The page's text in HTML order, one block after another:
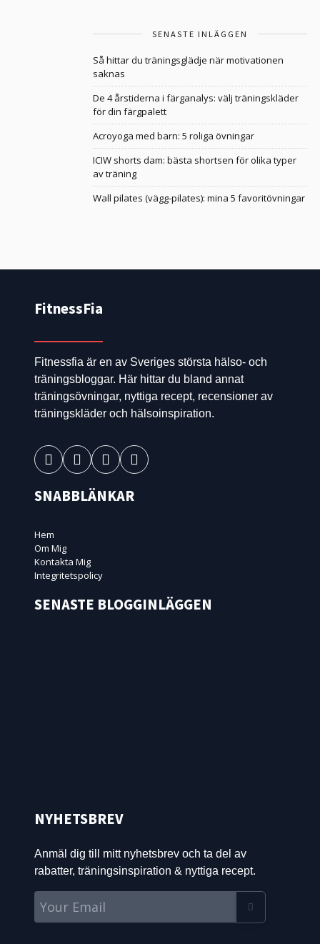
SENASTE INLÄGGEN
Så hittar du träningsglädje när motivationen
saknas
De 4 årstiderna i färganalys: välj träningskläder
för din färgpalett
Acroyoga med barn: 5 roliga övningar
ICIW shorts dam: bästa shortsen för olika typer
av träning
Wall pilates (vägg-pilates): mina 5 favoritövningar
FitnessFia
Fitnessfia är en av Sveriges största hälso- och
träningsbloggar. Här hittar du bland annat
träningsövningar, nyttiga recept, recensioner av
träningskläder och hälsoinspiration.
SNABBLÄNKAR
Hem
Om Mig
Kontakta Mig
Integritetspolicy
SENASTE BLOGGINLÄGGEN
NYHETSBREV
Anmäl dig till mitt nyhetsbrev och ta del av
rabatter, träningsinspiration & nyttiga recept.